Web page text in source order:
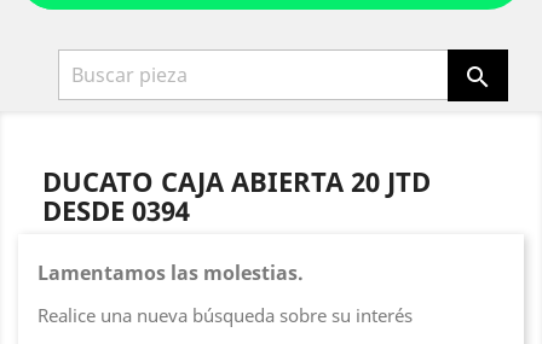

DUCATO CAJA ABIERTA 20 JTD
DESDE 0394
Lamentamos las molestias.
Realice una nueva búsqueda sobre su interés